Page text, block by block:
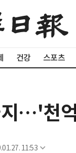
건강 스포츠
…'천
11:53